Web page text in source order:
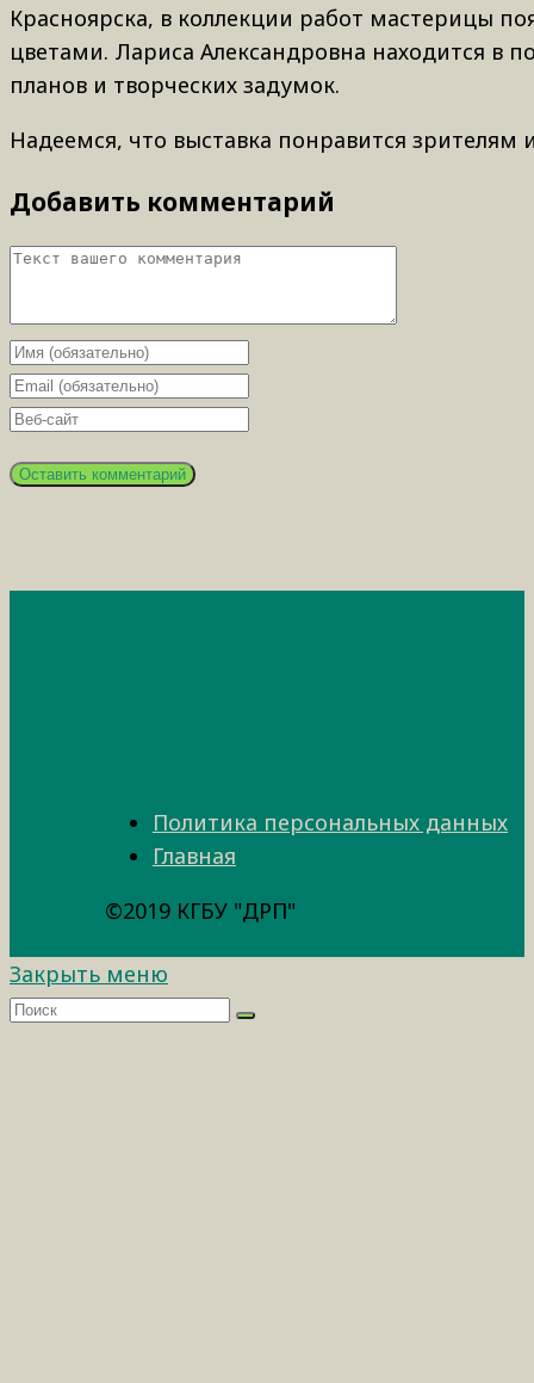
Красноярска, в коллекции работ мастерицы
цветами. Лариса Александровна находится в
планов и творческих задумок.
Надеемся, что выставка понравится зрителям
Добавить комментарий
Политика персональных данных
Главная
©2019 КГБУ "ДРП"
Закрыть меню